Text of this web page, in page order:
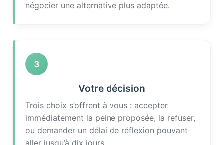
négocier une alternative plus adaptée.
3
Votre décision
Trois choix s’offrent à vous : accepter
immédiatement la peine proposée, la refuser,
ou demander un délai de réflexion pouvant
aller jusqu’à dix jours.